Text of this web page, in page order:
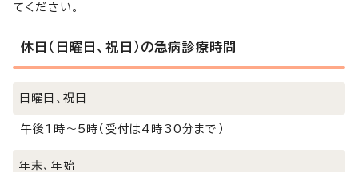
てください。
休日（日曜日、祝日）の急病診療時間
日曜日、祝日
午後1時～5時（受付は4時30分まで）
年末、年始